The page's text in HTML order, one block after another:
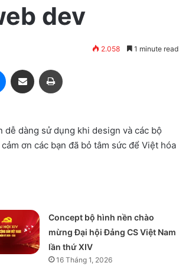
dev
2.058 1 minute read
Messenger
Share via Email
dàng sử dụng khi design và các bộ
ơn các bạn đã bỏ tâm sức để Việt hóa
Concept bộ hình nền chào
mừng Đại hội Đảng CS Việt Nam
lần thứ XIV
16 Tháng 1, 2026